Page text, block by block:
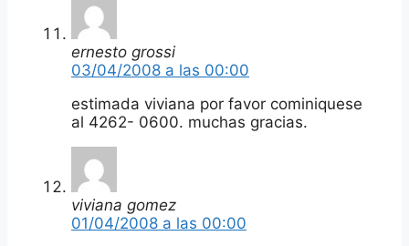
ernesto grossi
03/04/2008 a las 00:00
estimada viviana por favor cominiquese
al 4262- 0600. muchas gracias.
viviana gomez
01/04/2008 a las 00:00